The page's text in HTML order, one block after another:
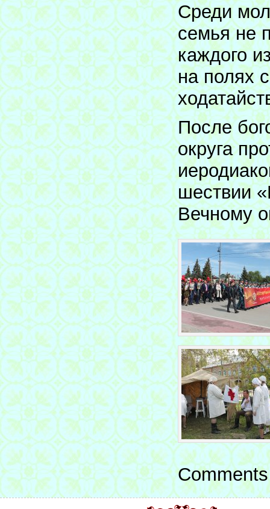
Среди
семья не
каждого
на полях
После
округа
шествии
Вечному